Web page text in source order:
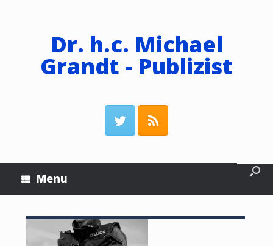
Dr. h.c. Michael
Grandt - Publizist
Menu